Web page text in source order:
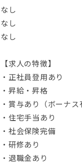
なし
なし
なし
【求人の特徴】
・正社員登用あり
・昇給・昇格
・賞与あり（ボーナス
・住宅手当あり
・社会保険完備
・研修あり
・退職金あり